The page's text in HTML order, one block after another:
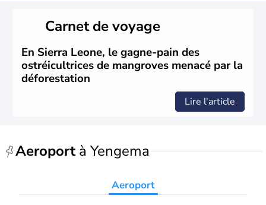
Carnet de voyage
En Sierra Leone, le gagne-pain des
ostréicultrices de mangroves menacé par la
déforestation
Lire l'article
Aeroportà Yengema
Aeroport